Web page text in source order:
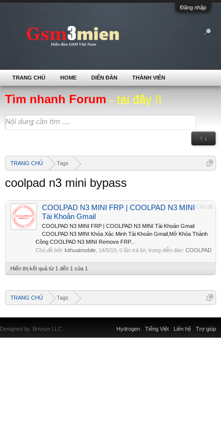
Đăng nhập
Tìm nhanh Forum - tại đây !!
↑ ↓
TRANG CHỦ Tags
coolpad n3 mini bypass
Chủ đề
COOLPAD N3 MINI FRP | COOLPAD N3 MINI
Tài Khoản Gmail
COOLPAD N3 MINI FRP | COOLPAD N3 MINI Tài Khoản Gmail
COOLPAD N3 MINI Khóa Xác Minh Tài Khoản Gmail,Mở Khóa Thành
Công COOLPAD N3 MINI Remove FRP...
Chủ đề bởi: kithuatmobile 14/5/19 , 0 lần trả lời, trong diễn đàn: COOLPAD
Hiển thị kết quả từ 1 đến 1 của 1
TRANG CHỦ Tags
TRANG CHỦ HOME DIỄN ĐÀN THÀNH VIÊN
Liên hệ Trợ giúp
Hydrogen Tiếng Việt
Designed by Brivium LLC.